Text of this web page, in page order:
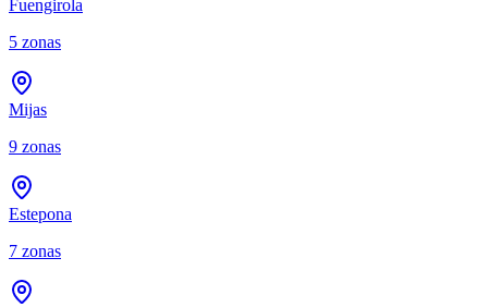
Fuengirola
5 zonas
Mijas
9 zonas
Estepona
7 zonas